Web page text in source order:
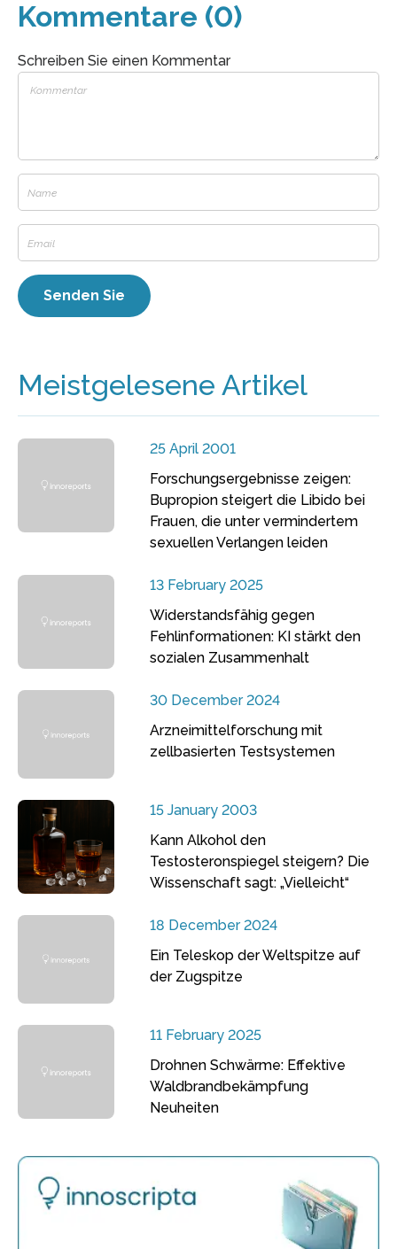
Kommentare (0)
Schreiben Sie einen Kommentar
Meistgelesene Artikel
25 April 2001
Forschungsergebnisse zeigen:
Bupropion steigert die Libido bei
Frauen, die unter vermindertem
sexuellen Verlangen leiden
13 February 2025
Widerstandsfähig gegen
Fehlinformationen: KI stärkt den
sozialen Zusammenhalt
30 December 2024
Arzneimittelforschung mit
zellbasierten Testsystemen
15 January 2003
Kann Alkohol den
Testosteronspiegel steigern? Die
Wissenschaft sagt: „Vielleicht“
18 December 2024
Ein Teleskop der Weltspitze auf
der Zugspitze
11 February 2025
Drohnen Schwärme: Effektive
Waldbrandbekämpfung
Neuheiten